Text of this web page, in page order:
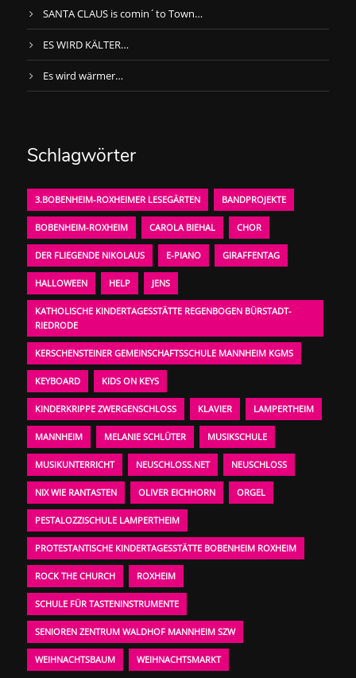
SANTA CLAUS is comin´to Town…
ES WIRD KÄLTER…
Es wird wärmer…
Schlagwörter
3.BOBENHEIM-ROXHEIMER LESEGÄRTEN BANDPROJEKTE
BOBENHEIM-ROXHEIM CAROLA BIEHAL CHOR
DER FLIEGENDE NIKOLAUS E-PIANO GIRAFFENTAG
HALLOWEEN HELP JENS
KATHOLISCHE KINDERTAGESSTÄTTE REGENBOGEN BÜRSTADT-
RIEDRODE
KERSCHENSTEINER GEMEINSCHAFTSSCHULE MANNHEIM KGMS
KEYBOARD KIDS ON KEYS
KINDERKRIPPE ZWERGENSCHLOSS KLAVIER LAMPERTHEIM
MANNHEIM MELANIE SCHLÜTER MUSIKSCHULE
MUSIKUNTERRICHT NEUSCHLOSS.NET NEUSCHLOSS
NIX WIE RANTASTEN OLIVER EICHHORN ORGEL
PESTALOZZISCHULE LAMPERTHEIM
PROTESTANTISCHE KINDERTAGESSTÄTTE BOBENHEIM ROXHEIM
ROCK THE CHURCH ROXHEIM
SCHULE FÜR TASTENINSTRUMENTE
SENIOREN ZENTRUM WALDHOF MANNHEIM SZW
WEIHNACHTSBAUM WEIHNACHTSMARKT